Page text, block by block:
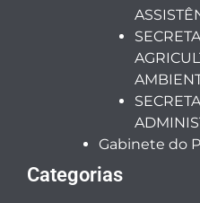
Gabinete do
Categorias